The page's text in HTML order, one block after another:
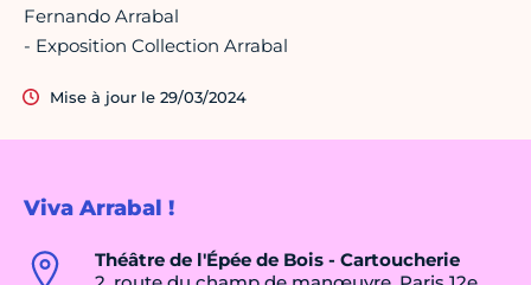
Viva Arrabal !
Théâtre de l'Épée de Bois - Cartoucherie
Fernando Arrabal
- Exposition Collection Arrabal
Mise à jour le 29/03/2024